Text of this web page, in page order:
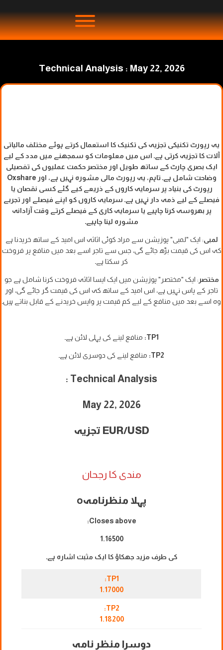
Technical Analysis : May 22, 2026
یہ رپورٹ تکنیکی تجزیہ کی تکنیک کا استعمال کرتے ہوئے مختلف مالیاتی
آلات کا تجزیہ کرتی ہے۔ اس میں معلومات کو سمجھنے میں مدد کے لیے
ایک بصری چارٹ کے ساتھ طویل اور مختصر حکمت عملیوں کی تفصیلی
وضاحت شامل ہے۔ تاہم، یہ رپورٹ مالی مشورہ نہیں ہے، اور Oxshare
رپورٹ کی بنیاد پر سرمایہ کاروں کے ذریعے کیے گئے کسی نقصان یا
فیصلے کے لیے ذمہ دار نہیں ہے۔ سرمایہ کاروں کو اپنے فیصلے اور تجربے
پر بھروسہ کرنا چاہیے یا سرمایہ کاری کے فیصلے کرتے وقت آزادانہ
مشورہ لینا چاہیے۔
لمبی: ایک "لمبی" پوزیشن سے مراد کوئی اثاثہ اس امید کے ساتھ خریدنا ہے
کہ اس کی قیمت بڑھ جائے گی، جس سے تاجر اسے بعد میں منافع پر فروخت
کر سکتا ہے۔
مختصر : ایک "مختصر" پوزیشن میں ایک ایسا اثاثہ فروخت کرنا شامل ہے جو
تاجر کے پاس نہیں ہے، اس امید کے ساتھ کہ اس کی قیمت گر جائے گی، اور
وہ اسے بعد میں منافع کے لیے کم قیمت پر واپس خریدنے کے قابل بناتے ہیں۔
TP1: منافع لینے کی پہلی لائن ہے۔
TP2: منافع لینے کی دوسری لائن ہے۔
Technical Analysis :
May 22, 2026
EUR/USD تجزیہ
مندی کا رجحان
پہلا منظرنامہo
Closes above:
1.16500
کی طرف مزید جھکاؤ کا ایک مثبت اشارہ ہے۔
TP1:
1.17000
TP2:
1.18200
دوسرا منظر نامہ